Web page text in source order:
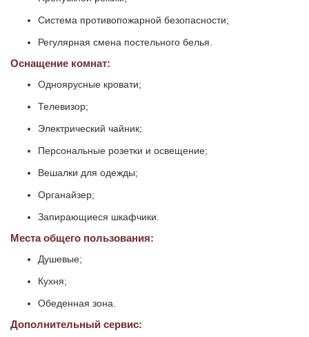
Система противопожарной безопасности;
Регулярная смена постельного белья.
Оснащение комнат:
Одноярусные кровати;
Телевизор;
Электрический чайник;
Персональные розетки и освещение;
Вешалки для одежды;
Органайзер;
Запирающиеся шкафчики.
Места общего пользования:
Душевые;
Кухня;
Обеденная зона.
Дополнительный сервис: